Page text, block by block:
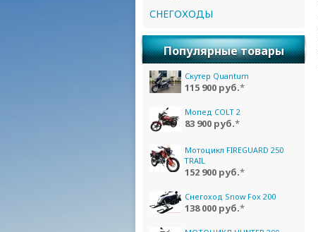
СНЕГОХОДЫ
Популярные товары
Скутер Quantum
115 900 руб.*
Мопед COLT 2
83 900 руб.*
Мотоцикл FIREGUARD 250
TRAIL
152 900 руб.*
Снегоход Snow Fox 200
138 000 руб.*